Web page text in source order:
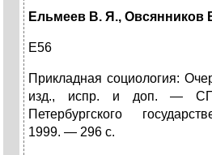
Ельмеев В. Я., Овсянников
Е56
Прикладная социология:
изд., испр. и доп. —
Петербургского
1999. — 296 с.